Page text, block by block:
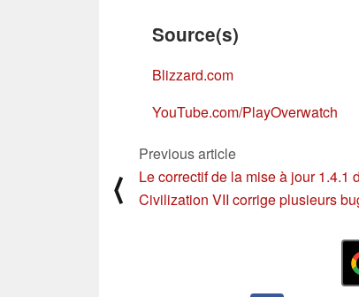
Source(s)
Blizzard.com
YouTube.com/PlayOverwatch
⟨
Previous article
Le correctif de la mise à jour 1.4.1
Civilization VII corrige plusieurs